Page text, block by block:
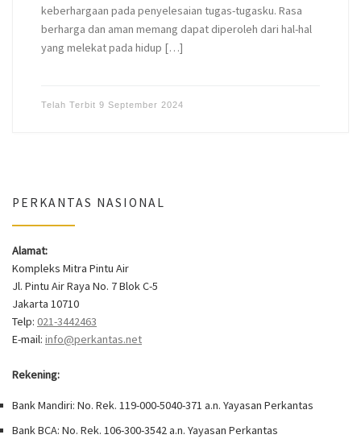
keberhargaan pada penyelesaian tugas-tugasku. Rasa
berharga dan aman memang dapat diperoleh dari hal-hal
yang melekat pada hidup […]
Telah Terbit 9 September 2024
PERKANTAS NASIONAL
Alamat:
Kompleks Mitra Pintu Air
Jl. Pintu Air Raya No. 7 Blok C-5
Jakarta 10710
Telp: 021-3442463
E-mail: info@perkantas.net
Rekening:
Bank Mandiri: No. Rek. 119-000-5040-371 a.n. Yayasan Perkantas
Bank BCA: No. Rek. 106-300-3542 a.n. Yayasan Perkantas